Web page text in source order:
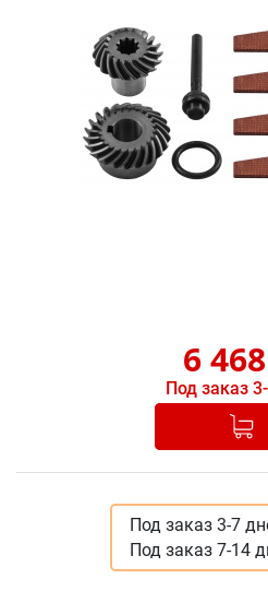
6 468
Под заказ
Добавлено в
Под заказ 3-7
Под заказ 7-14